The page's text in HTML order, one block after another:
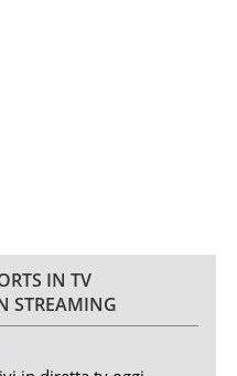
IN TV
STREAMING